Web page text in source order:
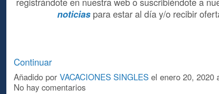
noticias para estar al día y/o recibir
Continuar
Añadido por VACACIONES SINGLESel enero 20, 2020
No hay comentarios